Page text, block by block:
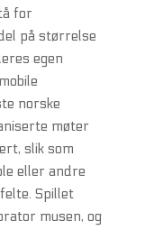
for
på størrelse
egen
norske
møter
slik som
eller andre
Spillet
musen, og